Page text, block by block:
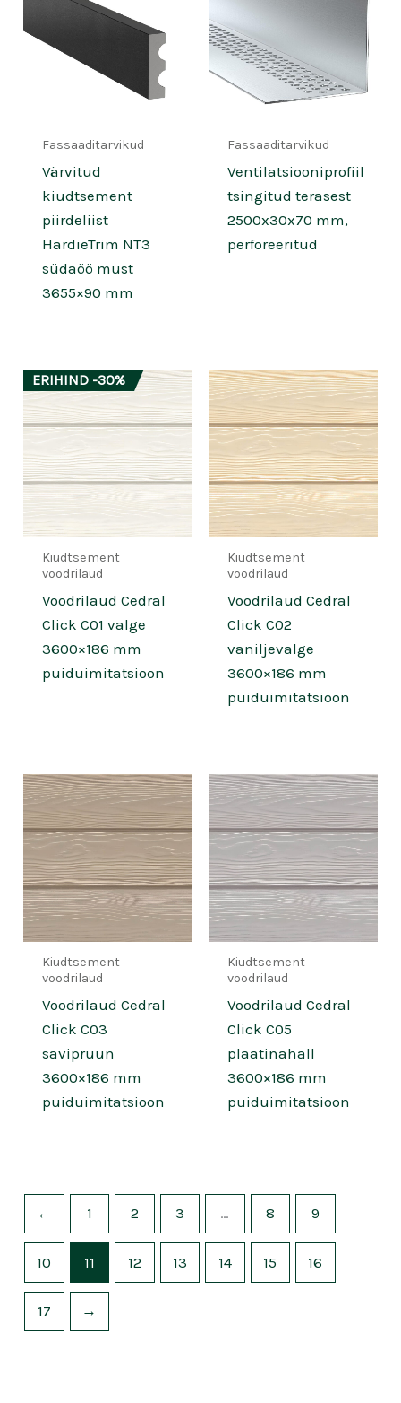
Fassaaditarvikud
Värvitud
kiudtsement
piirdeliist
HardieTrim NT3
südaöö must
3655×90 mm
Fassaaditarvikud
Ventilatsiooniprofiil
tsingitud terasest
2500x30x70 mm,
perforeeritud
ERIHIND -30%
Kiudtsement
voodrilaud
Voodrilaud Cedral
Click C01 valge
3600×186 mm
puiduimitatsioon
Kiudtsement
voodrilaud
Voodrilaud Cedral
Click C02
vaniljevalge
3600×186 mm
puiduimitatsioon
Kiudtsement
voodrilaud
Voodrilaud Cedral
Click C03
savipruun
3600×186 mm
puiduimitatsioon
Kiudtsement
voodrilaud
Voodrilaud Cedral
Click C05
plaatinahall
3600×186 mm
puiduimitatsioon
← 1 2 3 … 8 9
10 11 12 13 14 15 16
17 →